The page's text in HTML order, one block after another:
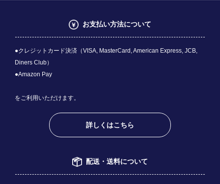
お支払い方法について
●クレジットカード決済（VISA, MasterCard, American Express, JCB,
Diners Club）
●Amazon Pay
をご利用いただけます。
詳しくはこちら
配送・送料について